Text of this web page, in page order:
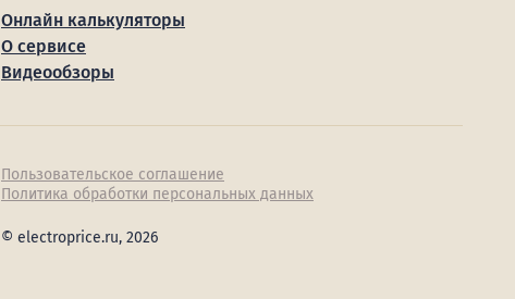
Онлайн калькуляторы
О сервисе
Видеообзоры
Пользовательское соглашение
Политика обработки персональных данных
© electroprice.ru, 2026